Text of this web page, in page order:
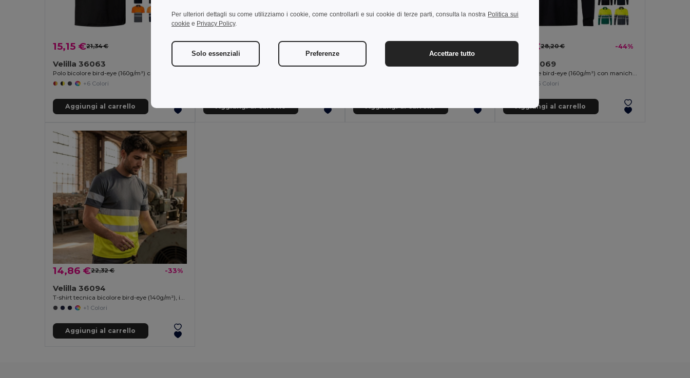
15,15 €21,34 € -29%
Velilla 36063
+6 Colori
Aggiungi al carrello
23,37 €
Velilla 36093
Aggiungi al carrello
20,52 €
Velilla 36096
Aggiungi al carrello
15,84 €28,20 € -44%
Velilla 36069
+6 Colori
Aggiungi al carrello
14,86 €22,32 € -33%
Velilla 36094
T-shirt tecnica bicolore bird-eye (140g/m²), in poliestere (100%)
+1 Colori
Aggiungi al carrello
Per ulteriori dettagli su come utilizziamo i cookie, come controllarli e sui cookie di terze parti, consulta la nostra Politica sui
cookie e Privacy Policy.
Solo essenziali Preferenze Accettare tutto